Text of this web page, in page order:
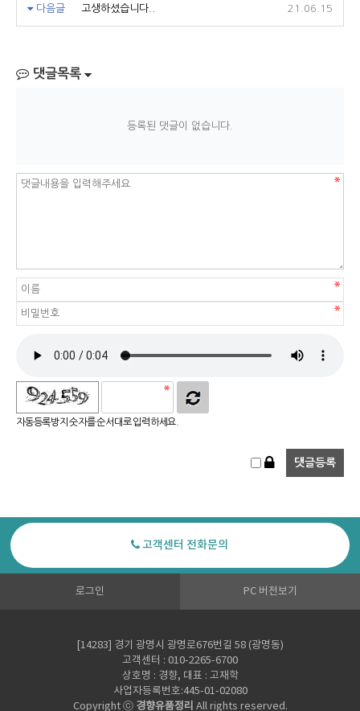
다음글 고생하셨습니다.. 21.06.15
댓글목록
등록된 댓글이 없습니다.
자동등록방지 숫자를 순서대로 입력하세요.
고객센터 전화문의
로그인 PC 버전보기
[14283] 경기 광명시 광명로676번길 58 (광명동)
고객센터 : 010-2265-6700
상호명 : 경향, 대표 : 고재학
사업자등록번호:445-01-02080
Copyright ⓒ 경향유품정리 All rights reserved.